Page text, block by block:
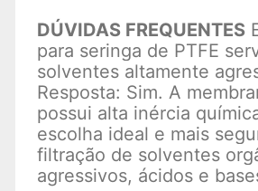
DÚVIDAS FREQUENTES
para seringa de PTFE
solventes altamente
Resposta: Sim. A
possui alta inércia
escolha ideal e mais
filtração de solventes
agressivos, ácidos e